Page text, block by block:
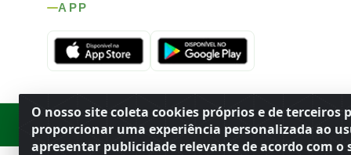
O nosso site coleta cookies próprios e de terceiros
proporcionar uma experiência personalizada ao
apresentar publicidade relevante de acordo com o
APP
Rod. SP-215, s/n, km 98 — Área Rural Porto Ferreira/ ·